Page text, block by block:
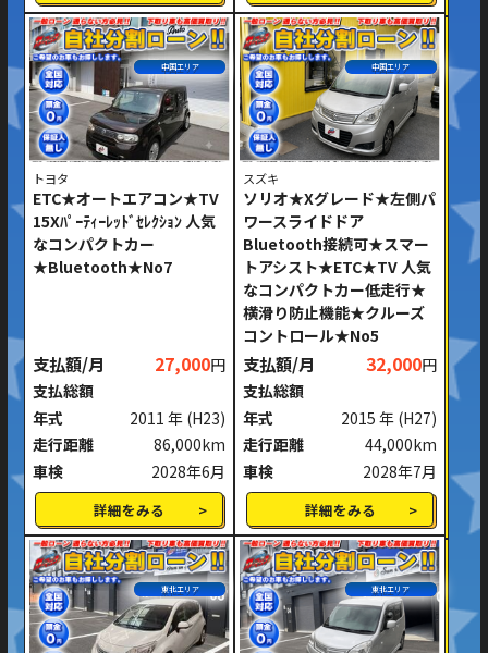
中国エリア
トヨタ
ETC★オートエアコン★TV
15Xﾊﾟｰﾃｨｰﾚｯﾄﾞｾﾚｸｼｮﾝ 人気
なコンパクトカー
★Bluetooth★No7
支払額/月 27,000円
支払総額
年式
2011 年 (H23)
走行距離
86,000km
車検
2028年6月
詳細をみる
中国エリア
スズキ
ソリオ★Xグレード★左側パ
ワースライドドア
Bluetooth接続可★スマー
トアシスト★ETC★TV 人気
なコンパクトカー低走行★
横滑り防止機能★クルーズ
コントロール★No5
支払額/月 32,000円
支払総額
年式
2015 年 (H27)
走行距離
44,000km
車検
2028年7月
詳細をみる
東北エリア 東北エリア